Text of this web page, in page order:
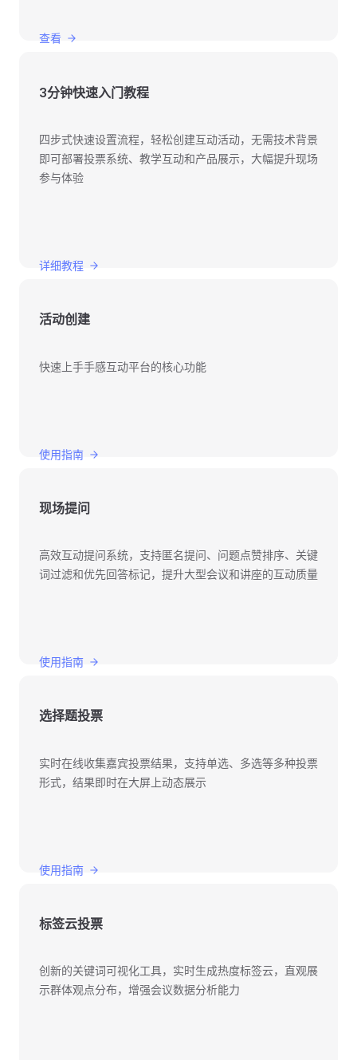
查看
3分钟快速入门教程
四步式快速设置流程，轻松创建互动活动，无需技术背景
即可部署投票系统、教学互动和产品展示，大幅提升现场
参与体验
详细教程
活动创建
快速上手手感互动平台的核心功能
使用指南
现场提问
高效互动提问系统，支持匿名提问、问题点赞排序、关键
词过滤和优先回答标记，提升大型会议和讲座的互动质量
使用指南
选择题投票
实时在线收集嘉宾投票结果，支持单选、多选等多种投票
形式，结果即时在大屏上动态展示
使用指南
标签云投票
创新的关键词可视化工具，实时生成热度标签云，直观展
示群体观点分布，增强会议数据分析能力